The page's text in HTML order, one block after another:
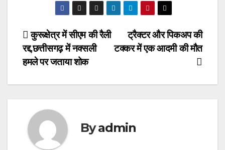
Post
navigation
ट्रैक्टर और पिकअप की
टक्कर में एक आदमी की मौत
कुरूक्षेत्र में सीएम की रैली
रद्द,छत्तीसगढ़ में नक्सली
हमले पर जताया शोक
Byadmin